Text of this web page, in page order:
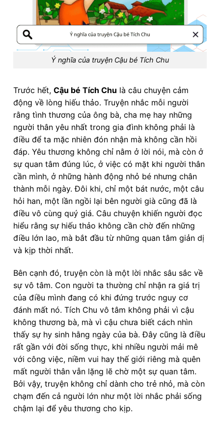
Ý nghĩa của truyện Cậu bé Tích Chu
Trước hết, Cậu bé Tích Chu là câu chuyện cảm
động về lòng hiếu thảo. Truyện nhắc mỗi người
rằng tình thương của ông bà, cha mẹ hay những
người thân yêu nhất trong gia đình không phải là
điều để ta mặc nhiên đón nhận mà không cần hồi
đáp. Yêu thương không chỉ nằm ở lời nói, mà còn ở
sự quan tâm đúng lúc, ở việc có mặt khi người thân
cần mình, ở những hành động nhỏ bé nhưng chân
thành mỗi ngày. Đôi khi, chỉ một bát nước, một câu
hỏi han, một lần ngồi lại bên người già cũng đã là
điều vô cùng quý giá. Câu chuyện khiến người đọc
hiểu rằng sự hiếu thảo không cần chờ đến những
điều lớn lao, mà bắt đầu từ những quan tâm giản dị
và kịp thời nhất.
Bên cạnh đó, truyện còn là một lời nhắc sâu sắc về
sự vô tâm. Con người ta thường chỉ nhận ra giá trị
của điều mình đang có khi đứng trước nguy cơ
đánh mất nó. Tích Chu vô tâm không phải vì cậu
không thương bà, mà vì cậu chưa biết cách nhìn
thấy sự hy sinh hằng ngày của bà. Đây cũng là điều
rất gần với đời sống thực, khi nhiều người mải mê
với công việc, niềm vui hay thế giới riêng mà quên
mất người thân vẫn lặng lẽ chờ một sự quan tâm.
Bởi vậy, truyện không chỉ dành cho trẻ nhỏ, mà còn
chạm đến cả người lớn như một lời nhắc phải sống
chậm lại để yêu thương cho kịp.